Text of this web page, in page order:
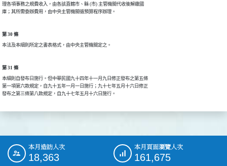
理各項事務之規費收入，由各該直轄市、縣 (市) 主管機關代收後解繳國
庫；其所需委辦費用，由中央主管機關循預算程序辦理。
第 30 條
本法及本細則所定之書表格式，由中央主管機關定之。
第 31 條
本細則自發布日施行。但中華民國九十四年十一月九日修正發布之第五條
第一項第六款規定，自九十五年一月一日施行；九十七年五月十六日修正
發布之第三條第八款規定，自九十七年五月十六日施行。
::: 本月造訪人次
18,363
本月頁面瀏覽人次
161,675